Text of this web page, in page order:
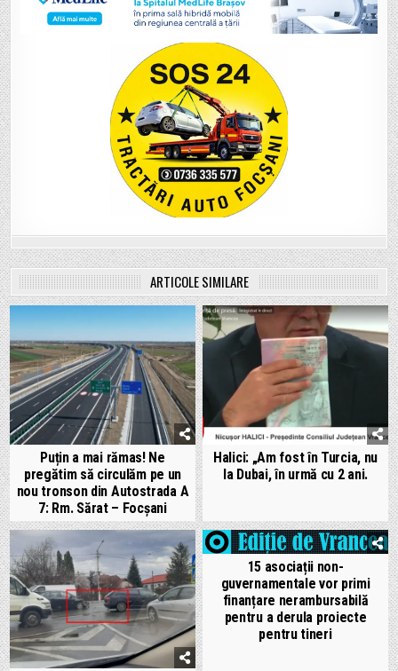
ARTICOLE SIMILARE
Puțin a mai rămas! Ne
pregătim să circulăm pe un
nou tronson din Autostrada A
7: Rm. Sărat – Focșani
Halici: „Am fost în Turcia, nu
la Dubai, în urmă cu 2 ani.
15 asociații non-
guvernamentale vor primi
finanțare nerambursabilă
pentru a derula proiecte
pentru tineri